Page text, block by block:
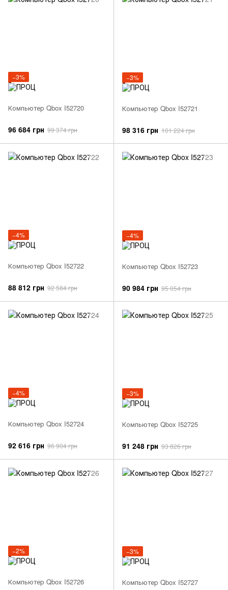
−3%
Компьютер Qbox I52720
96 684 грн 99 374 грн
−3%
Компьютер Qbox I52721
98 316 грн 101 224 грн
−4%
Компьютер Qbox I52722
88 812 грн 92 584 грн
−4%
Компьютер Qbox I52723
90 984 грн 95 054 грн
−4%
Компьютер Qbox I52724
92 616 грн 96 904 грн
−3%
Компьютер Qbox I52725
91 248 грн 93 826 грн
−2%
Компьютер Qbox I52726
−3%
Компьютер Qbox I52727